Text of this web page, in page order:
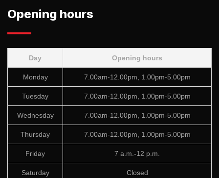
Opening hours
Day Opening hours
Monday 7.00am-12.00pm, 1.00pm-5.00pm
Tuesday 7.00am-12.00pm, 1.00pm-5.00pm
Wednesday 7.00am-12.00pm, 1.00pm-5.00pm
Thursday 7.00am-12.00pm, 1.00pm-5.00pm
Friday 7 a.m.-12 p.m.
Saturday Closed